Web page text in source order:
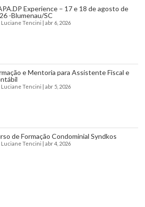
Experience – 17 e 18 de agosto de
-Blumenau/SC
Luciane Tencini | abr 6, 2026
e Mentoria para Assistente Fiscal e
Luciane Tencini | abr 5, 2026
de Formação Condominial Syndkos
Luciane Tencini | abr 4, 2026